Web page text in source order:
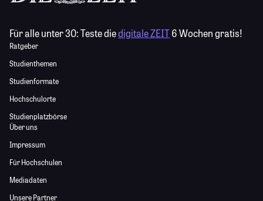
Für alle unter 30:Teste diedigitale ZEIT6 Wochen gratis!
Ratgeber
Studienthemen
Studienformate
Hochschulorte
Studienplatzbörse
Über uns
Impressum
Für Hochschulen
Mediadaten
Unsere Partner